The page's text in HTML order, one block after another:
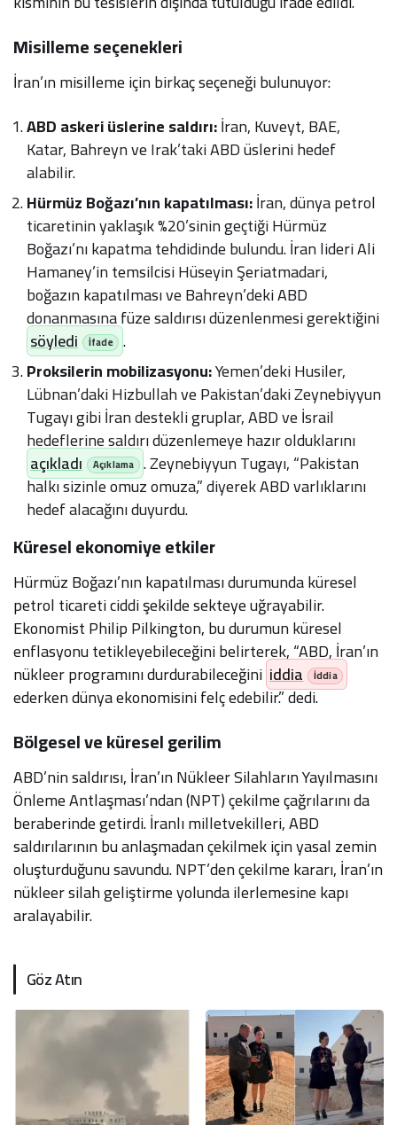
Misilleme seçenekleri
İran’ın misilleme için birkaç seçeneği bulunuyor:
ABD askeri üslerine saldırı:İran, Kuveyt, BAE,
Katar, Bahreyn ve Irak’taki ABD üslerini hedef
alabilir.
Hürmüz Boğazı’nın kapatılması:İran, dünya petrol
ticaretinin yaklaşık %20’sinin geçtiği Hürmüz
Boğazı’nı kapatma tehdidinde bulundu. İran lideri Ali
Hamaney’in temsilcisi Hüseyin Şeriatmadari,
boğazın kapatılması ve Bahreyn’deki ABD
donanmasına füze saldırısı düzenlenmesi gerektiğini
söyledi
.
Proksilerin mobilizasyonu:Yemen’deki Husiler,
Lübnan’daki Hizbullah ve Pakistan’daki Zeynebiyyun
Tugayı gibi İran destekli gruplar, ABD ve İsrail
hedeflerine saldırı düzenlemeye hazır olduklarını
açıkladı . Zeynebiyyun Tugayı, “Pakistan
halkı sizinle omuz omuza,” diyerek ABD varlıklarını
hedef alacağını duyurdu.
Küresel ekonomiye etkiler
Hürmüz Boğazı’nın kapatılması durumunda küresel
petrol ticareti ciddi şekilde sekteye uğrayabilir.
Ekonomist Philip Pilkington, bu durumun küresel
enflasyonu tetikleyebileceğini belirterek, “ABD, İran’ın
nükleer programını durdurabileceğini iddia
ederken dünya ekonomisini felç edebilir.” dedi.
Bölgesel ve küresel gerilim
ABD’nin saldırısı, İran’ın Nükleer Silahların Yayılmasını
Önleme Antlaşması’ndan (NPT) çekilme çağrılarını da
beraberinde getirdi. İranlı milletvekilleri, ABD
saldırılarının bu anlaşmadan çekilmek için yasal zemin
oluşturduğunu savundu. NPT’den çekilme kararı, İran’ın
nükleer silah geliştirme yolunda ilerlemesine kapı
aralayabilir.
Göz Atın